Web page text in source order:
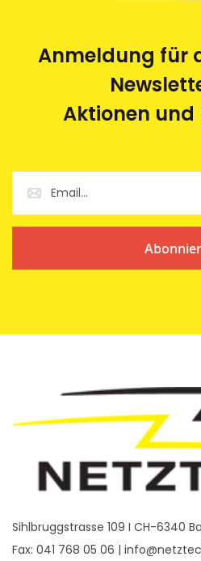
Anmeldung für
Aktionen und
Sihlbruggstrasse 109 I CH-6340
Fax: 041 768 05 06 |